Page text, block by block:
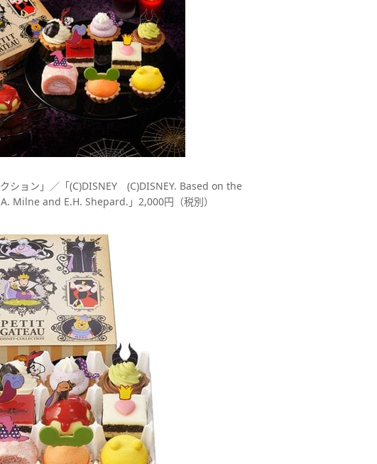
クション」／「(C)DISNEY (C)DISNEY. Based on the
Milne and E.H. Shepard.」2,000円（税別）